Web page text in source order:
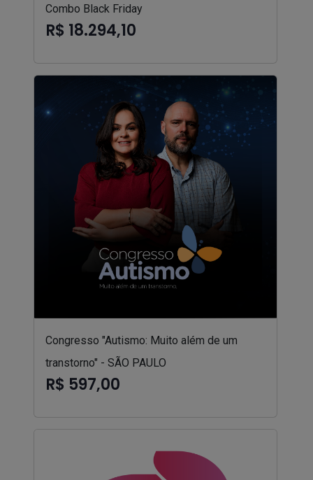
Combo Black Friday
R$ 18.294,10
Congresso "Autismo: Muito além de um
transtorno" - SÃO PAULO
R$ 597,00